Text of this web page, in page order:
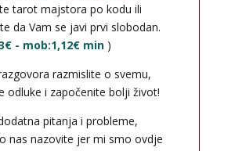
tarot majstora po kodu ili
da Vam se javi prvi slobodan.
- mob:1,12€ min )
razmislite o svemu,
odluke i započenite bolji život!
pitanja i probleme,
nas nazovite jer mi smo ovdje